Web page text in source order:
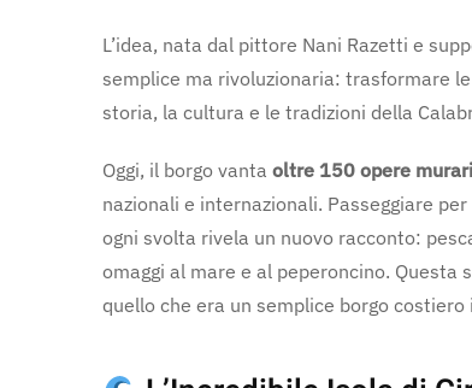
L’idea, nata dal pittore Nani Razetti e
semplice ma rivoluzionaria: trasformare
storia, la cultura e le tradizioni della
Oggi, il borgo vantaoltre 150 opere
nazionali e internazionali. Passeggiare
ogni svolta rivela un nuovo racconto:
omaggi al mare e al peperoncino.
quello che era un semplice borgo